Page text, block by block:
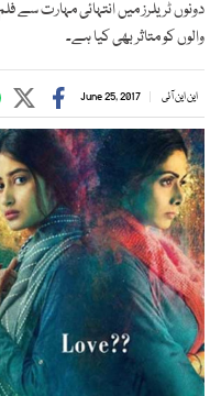
دونوں ٹریلرز میں انتہائی مہارت سے
والوں کو متاثر بھی کیا ہے۔
این این آئی June 25, 2017